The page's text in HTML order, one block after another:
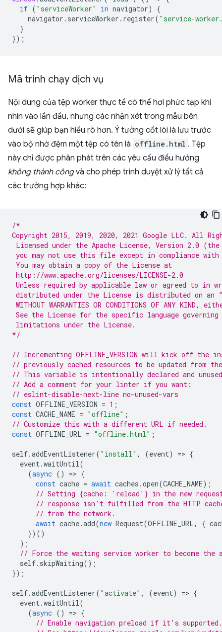
if ( "serviceWorker" in navigator)
{
navigator . serviceWorker . register( "service-
}
});
Mã trình chạy dịch vụ
Nội dung của tệp worker thực tế có thể hơi phức tạp khi
nhìn vào lần đầu, nhưng các nhận xét trong mẫu bên
dưới sẽ giúp bạn hiểu rõ hơn. Ý tưởng cốt lõi là lưu trước
vào bộ nhớ đệm một tệp có tên là offline.html . Tệp
này chỉ được phân phát trên các yêu cầu điều hướng
không thành côngvà cho phép trình duyệt xử lý tất cả
các trường hợp khác:
/*
Copyright 2015, 2019, 2020, 2021 Google LLC. All
Licensed under the Apache License, Version 2.0
you may not use this file except in compliance
You may obtain a copy of the License at
http://www.apache.org/licenses/LICENSE-2.0
Unless required by applicable law or agreed to in
distributed under the License is distributed on an
WITHOUT WARRANTIES OR CONDITIONS OF ANY
See the License for the specific language governing
limitations under the License.
*/
// Incrementing OFFLINE_VERSION will kick off the
// previously cached resources to be updated from
// This variable is intentionally declared and
// Add a comment for your linter if you want:
// eslint-disable-next-line no-unused-vars
const OFFLINE_VERSION = 1 ;
const CACHE_NAME = "offline" ;
// Customize this with a different URL if needed.
const OFFLINE_URL = "offline.html" ;
self.addEventListener( "install" , (event) => {
event .waitUntil (
(async () => {
const cache = await caches .open(CACHE_NAME);
// Setting {cache: 'reload'} in the new
// response isn't fulfilled from the HTTP
// from the network.
await cache.add(new Request(OFFLINE_URL, {
})()
);
// Force the waiting service worker to become the
self. skipWaiting();
});
self.addEventListener( "activate" , (event) => {
event .waitUntil (
(async () => {
// Enable navigation preload if it's supported.